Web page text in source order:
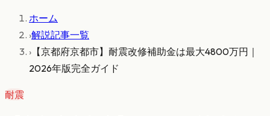
ホーム
›解説記事一覧
› 【京都府京都市】耐震改修補助金は最大4800万円｜
2026年版完全ガイド
耐震